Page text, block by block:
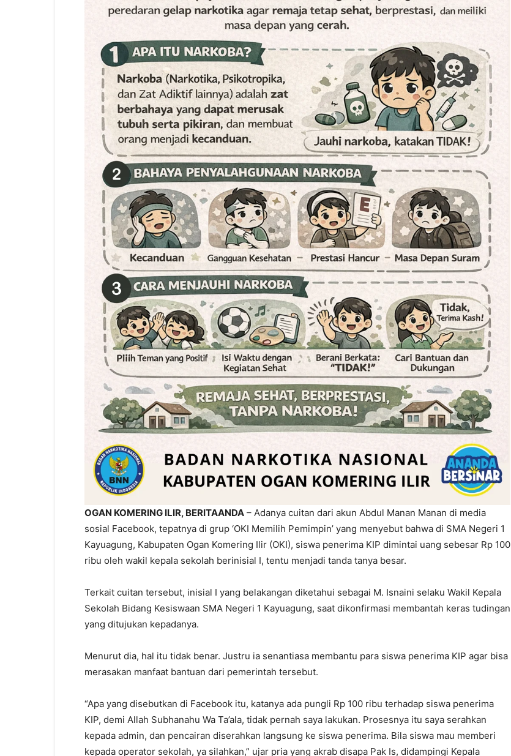
OGAN KOMERING ILIR, BERITAANDA – Adanya cuitan dari akun Abdul Manan Manan di media
sosial Facebook, tepatnya di grup ‘OKI Memilih Pemimpin’ yang menyebut bahwa di SMA Negeri 1
Kayuagung, Kabupaten Ogan Komering Ilir (OKI), siswa penerima KIP dimintai uang sebesar Rp 100
ribu oleh wakil kepala sekolah berinisial I, tentu menjadi tanda tanya besar.
Terkait cuitan tersebut, inisial I yang belakangan diketahui sebagai M. Isnaini selaku Wakil Kepala
Sekolah Bidang Kesiswaan SMA Negeri 1 Kayuagung, saat dikonfirmasi membantah keras tudingan
yang ditujukan kepadanya.
Menurut dia, hal itu tidak benar. Justru ia senantiasa membantu para siswa penerima KIP agar bisa
merasakan manfaat bantuan dari pemerintah tersebut.
“Apa yang disebutkan di Facebook itu, katanya ada pungli Rp 100 ribu terhadap siswa penerima
KIP, demi Allah Subhanahu Wa Ta’ala, tidak pernah saya lakukan. Prosesnya itu saya serahkan
kepada admin, dan pencairan diserahkan langsung ke siswa penerima. Bila siswa mau memberi
kepada operator sekolah, ya silahkan,” ujar pria yang akrab disapa Pak Is, didampingi Kepala